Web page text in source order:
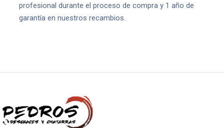
profesional durante el proceso de compra y 1 año de
garantía en nuestros recambios.